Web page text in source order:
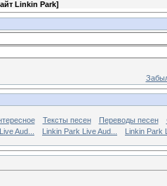
Linkin Park]
Тексты песен Переводы песен
Aud... Linkin Park Live Aud... Linkin Park